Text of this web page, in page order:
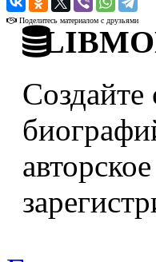
Поделитесь материалом с друзьями
Создайте